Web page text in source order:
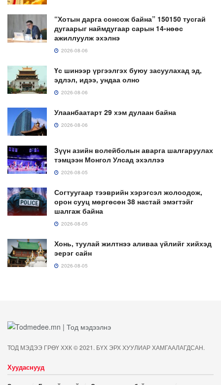
“Хотын дарга сонсож байна” 150150 тусгай
дугаарыг наймдугаар сарын 14-нөөс
ажиллуулж эхэлнэ
2026-08-06
Үс шинээр үргээлгэх буюу засуулахад эд,
эдлэл, идээ, ундаа олно
2026-08-06
Улаанбаатарт 29 хэм дулаан байна
2026-08-06
Зүүн азийн волейболын аварга шалгаруулах
тэмцээн Монгол Улсад эхэллээ
2026-08-05
Согтуугаар тээврийн хэрэгсэл жолоодож,
орон сууц мөргөсөн 38 настай эмэгтэйг
шалгаж байна
2026-08-05
Хонь, туулай жилтнээ аливаа үйлийг хийхэд
эерэг сайн
2026-08-05
ТОД МЭДЭЭ ГРӨҮ ХХК © 2021. БҮХ ЭРХ ХУУЛИАР ХАМГААЛАГДСАН.
Хуудаснууд